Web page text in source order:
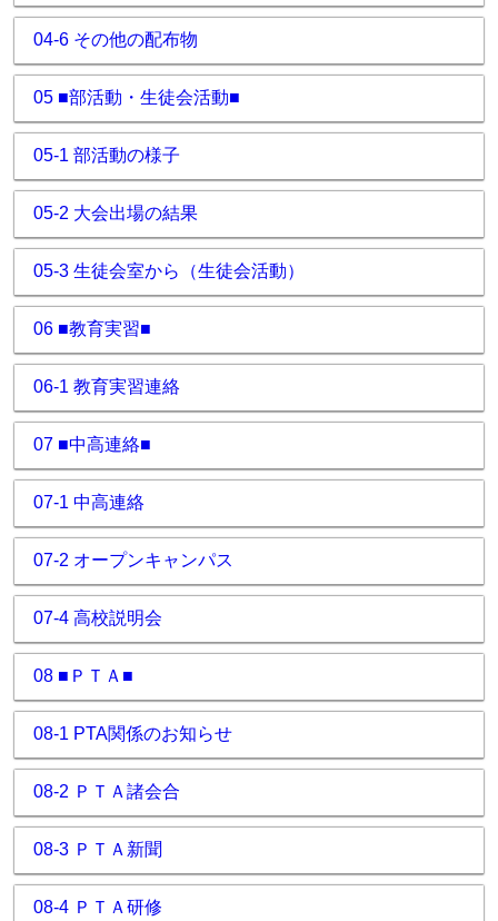
04-6 その他の配布物
05 ■部活動・生徒会活動■
05-1 部活動の様子
05-2 大会出場の結果
05-3 生徒会室から（生徒会活動）
06 ■教育実習■
06-1 教育実習連絡
07 ■中高連絡■
07-1 中高連絡
07-2 オープンキャンパス
07-4 高校説明会
08 ■ＰＴＡ■
08-1 PTA関係のお知らせ
08-2 ＰＴＡ諸会合
08-3 ＰＴＡ新聞
08-4 ＰＴＡ研修